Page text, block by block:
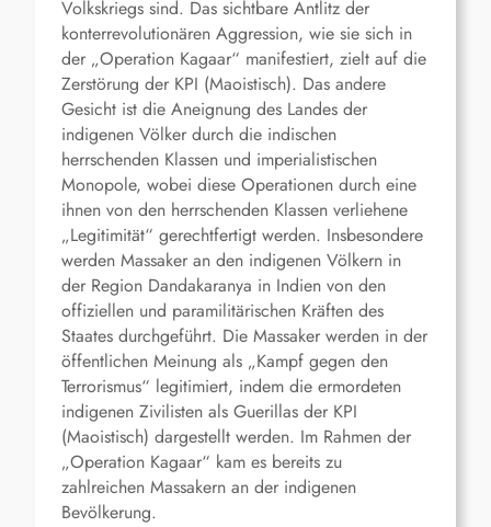
Volkskriegs sind. Das sichtbare Antlitz der
konterrevolutionären Aggression, wie sie sich in
der „Operation Kagaar“ manifestiert, zielt auf die
Zerstörung der KPI (Maoistisch). Das andere
Gesicht ist die Aneignung des Landes der
indigenen Völker durch die indischen
herrschenden Klassen und imperialistischen
Monopole, wobei diese Operationen durch eine
ihnen von den herrschenden Klassen verliehene
„Legitimität“ gerechtfertigt werden. Insbesondere
werden Massaker an den indigenen Völkern in
der Region Dandakaranya in Indien von den
offiziellen und paramilitärischen Kräften des
Staates durchgeführt. Die Massaker werden in der
öffentlichen Meinung als „Kampf gegen den
Terrorismus“ legitimiert, indem die ermordeten
indigenen Zivilisten als Guerillas der KPI
(Maoistisch) dargestellt werden. Im Rahmen der
„Operation Kagaar“ kam es bereits zu
zahlreichen Massakern an der indigenen
Bevölkerung.